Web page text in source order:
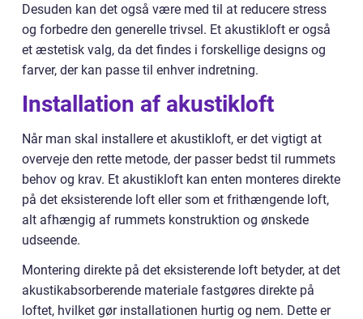
Desuden kan det også være med til at reducere stress
og forbedre den generelle trivsel. Et akustikloft er også
et æstetisk valg, da det findes i forskellige designs og
farver, der kan passe til enhver indretning.
Installation af akustikloft
Når man skal installere et akustikloft, er det vigtigt at
overveje den rette metode, der passer bedst til rummets
behov og krav. Et akustikloft kan enten monteres direkte
på det eksisterende loft eller som et frithængende loft,
alt afhængig af rummets konstruktion og ønskede
udseende.
Montering direkte på det eksisterende loft betyder, at det
akustikabsorberende materiale fastgøres direkte på
loftet, hvilket gør installationen hurtig og nem. Dette er